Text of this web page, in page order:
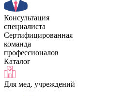
Консультация
специалиста
Сертифицированная
команда
профессионалов
Каталог
Для мед. учреждений